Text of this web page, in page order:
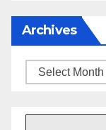
Archives
Archives